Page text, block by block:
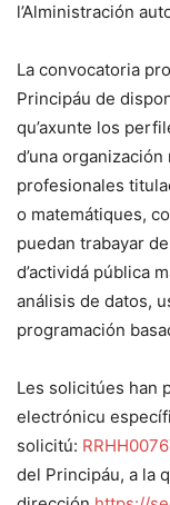
l’Alministración
La convocatoria
Principáu de
qu’axunte los
d’una
profesionales
o matemátiques,
puedan trabayar
d’actividá pública
análisis de datos,
programación
Les solicitúes han
electrónicu
solicitú:
del Principáu, a la